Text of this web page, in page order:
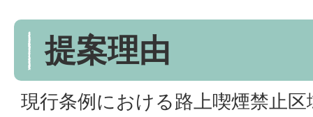
提案理由
現行条例における路上喫煙禁止